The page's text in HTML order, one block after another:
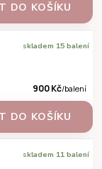
DO KOŠÍKU
900 Kč/balení
skladem 15 balení
DO KOŠÍKU
skladem 11 balení